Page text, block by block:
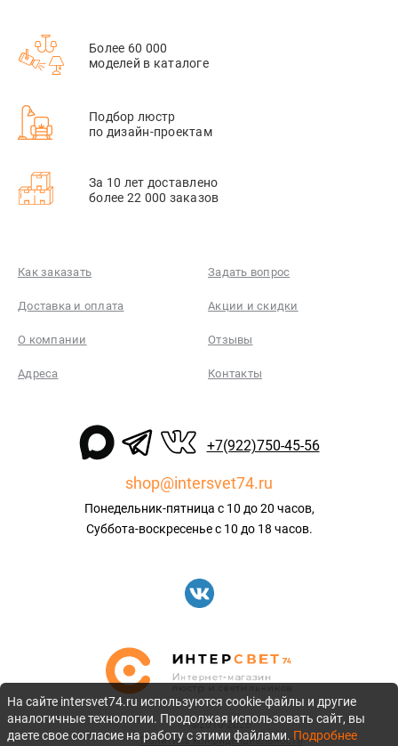
Более 60 000
моделей в каталоге
Подбор люстр
по дизайн-проектам
За 10 лет доставлено
более 22 000 заказов
Как заказать Задать вопрос
Доставка и оплата Акции и скидки
О компании Отзывы
Адреса Контакты
+7(922)750-45-56
shop@intersvet74.ru
Понедельник-пятница с 10 до 20 часов,
Суббота-воскресенье с 10 до 18 часов.
©2010-2026
Политика конфиденциальности
На сайте intersvet74.ru используются cookie-файлы и другие
аналогичные технологии. Продолжая использовать сайт, вы
даете свое согласие на работу с этими файлами. Подробнее